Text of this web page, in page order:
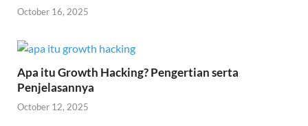
October 16, 2025
Apa itu Growth Hacking? Pengertian serta
Penjelasannya
October 12, 2025